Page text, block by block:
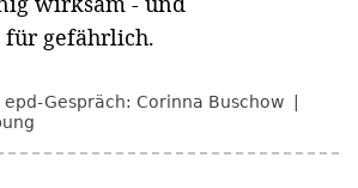
für gefährlich.
epd-Gespräch: Corinna Buschow